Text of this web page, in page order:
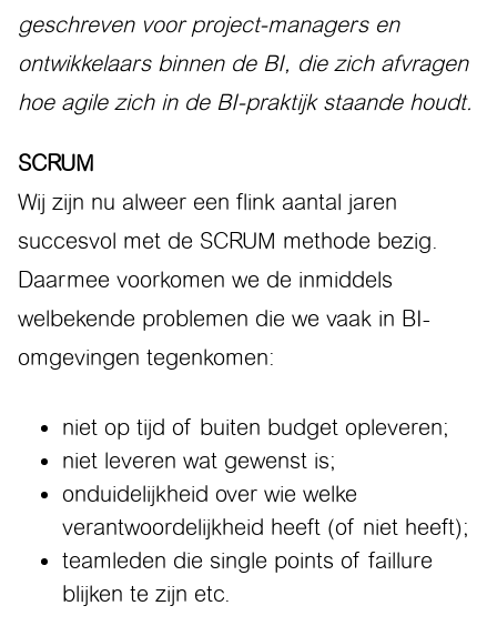
geschreven voor project-managers en
ontwikkelaars binnen de BI, die zich afvragen
hoe agile zich in de BI-praktijk staande houdt.
SCRUM
Wij zijn nu alweer een flink aantal jaren
succesvol met de SCRUM methode bezig.
Daarmee voorkomen we de inmiddels
welbekende problemen die we vaak in BI-
omgevingen tegenkomen:
niet op tijd of buiten budget opleveren;
niet leveren wat gewenst is;
onduidelijkheid over wie welke
verantwoordelijkheid heeft (of niet heeft);
teamleden die single points of faillure
blijken te zijn etc.